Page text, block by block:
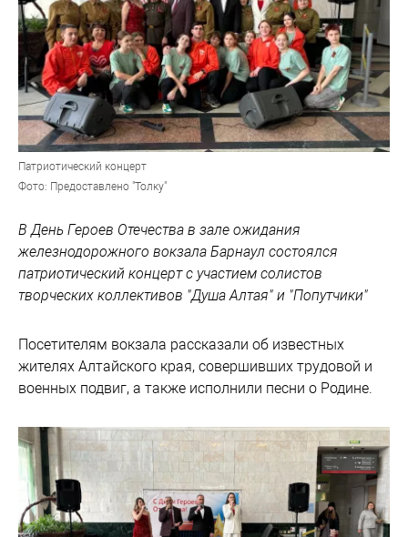
Патриотический концерт
Фото: Предоставлено "Толку"
В День Героев Отечества в зале ожидания
железнодорожного вокзала Барнаул состоялся
патриотический концерт с участием солистов
творческих коллективов "Душа Алтая" и "Попутчики"
Посетителям вокзала рассказали об известных
жителях Алтайского края, совершивших трудовой и
военных подвиг, а также исполнили песни о Родине.